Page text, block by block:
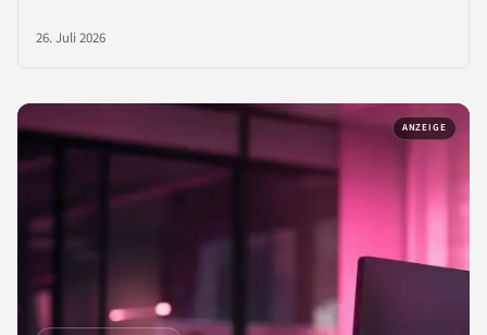
26. Juli 2026
ANZEIGE